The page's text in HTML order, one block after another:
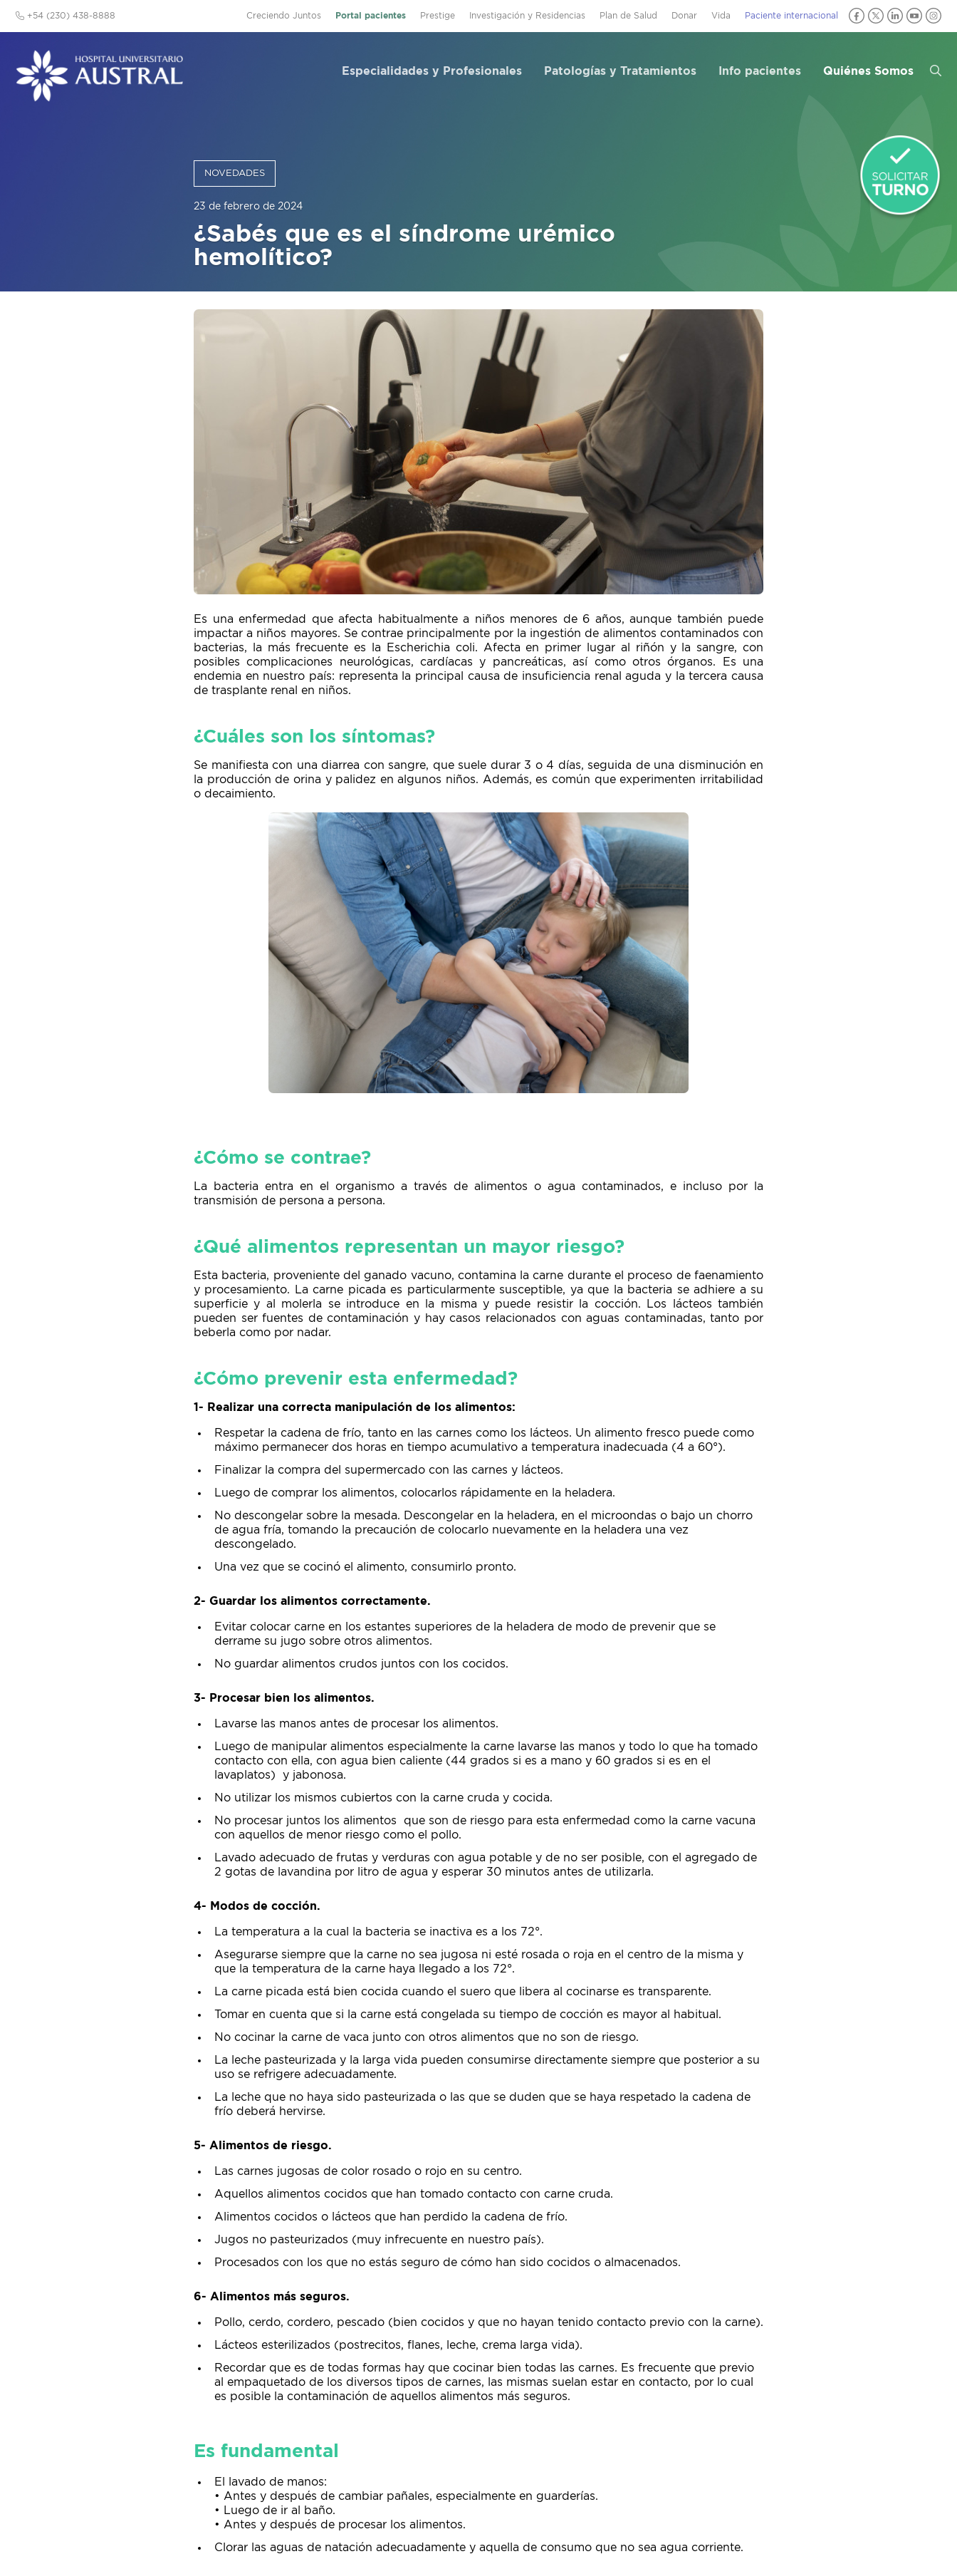
Creciendo Juntos Portal pacientes Prestige Investigación y Residencias Plan de Salud Donar Vida Paciente internacional
+54 (230) 438-8888
Especialidades y Profesionales Patologías y Tratamientos Info pacientes Quiénes Somos
NOVEDADES
23 de febrero de 2024
¿Sabés que es el síndrome urémico
hemolítico?
Es una enfermedad que afecta habitualmente a niños menores de 6 años, aunque también puede
impactar a niños mayores. Se contrae principalmente por la ingestión de alimentos contaminados con
bacterias, la más frecuente es la Escherichia coli. Afecta en primer lugar al riñón y la sangre, con
posibles complicaciones neurológicas, cardíacas y pancreáticas, así como otros órganos. Es una
endemia en nuestro país: representa la principal causa de insuficiencia renal aguda y la tercera causa
de trasplante renal en niños.
¿Cuáles son los síntomas?
Se manifiesta con una diarrea con sangre, que suele durar 3 o 4 días, seguida de una disminución en
la producción de orina y palidez en algunos niños. Además, es común que experimenten irritabilidad
o decaimiento.
¿Cómo se contrae?
La bacteria entra en el organismo a través de alimentos o agua contaminados, e incluso por la
transmisión de persona a persona.
¿Qué alimentos representan un mayor riesgo?
Esta bacteria, proveniente del ganado vacuno, contamina la carne durante el proceso de faenamiento
y procesamiento. La carne picada es particularmente susceptible, ya que la bacteria se adhiere a su
superficie y al molerla se introduce en la misma y puede resistir la cocción. Los lácteos también
pueden ser fuentes de contaminación y hay casos relacionados con aguas contaminadas, tanto por
beberla como por nadar.
¿Cómo prevenir esta enfermedad?
1- Realizar una correcta manipulación de los alimentos:
Respetar la cadena de frío, tanto en las carnes como los lácteos. Un alimento fresco puede como
máximo permanecer dos horas en tiempo acumulativo a temperatura inadecuada (4 a 60°).
Finalizar la compra del supermercado con las carnes y lácteos.
Luego de comprar los alimentos, colocarlos rápidamente en la heladera.
No descongelar sobre la mesada. Descongelar en la heladera, en el microondas o bajo un chorro
de agua fría, tomando la precaución de colocarlo nuevamente en la heladera una vez
descongelado.
Una vez que se cocinó el alimento, consumirlo pronto.
2- Guardar los alimentos correctamente.
Evitar colocar carne en los estantes superiores de la heladera de modo de prevenir que se
derrame su jugo sobre otros alimentos.
No guardar alimentos crudos juntos con los cocidos.
3- Procesar bien los alimentos.
Lavarse las manos antes de procesar los alimentos.
Luego de manipular alimentos especialmente la carne lavarse las manos y todo lo que ha tomado
contacto con ella, con agua bien caliente (44 grados si es a mano y 60 grados si es en el
lavaplatos) y jabonosa.
No utilizar los mismos cubiertos con la carne cruda y cocida.
No procesar juntos los alimentos que son de riesgo para esta enfermedad como la carne vacuna
con aquellos de menor riesgo como el pollo.
Lavado adecuado de frutas y verduras con agua potable y de no ser posible, con el agregado de
2 gotas de lavandina por litro de agua y esperar 30 minutos antes de utilizarla.
4- Modos de cocción.
La temperatura a la cual la bacteria se inactiva es a los 72°.
Asegurarse siempre que la carne no sea jugosa ni esté rosada o roja en el centro de la misma y
que la temperatura de la carne haya llegado a los 72°.
La carne picada está bien cocida cuando el suero que libera al cocinarse es transparente.
Tomar en cuenta que si la carne está congelada su tiempo de cocción es mayor al habitual.
No cocinar la carne de vaca junto con otros alimentos que no son de riesgo.
La leche pasteurizada y la larga vida pueden consumirse directamente siempre que posterior a su
uso se refrigere adecuadamente.
La leche que no haya sido pasteurizada o las que se duden que se haya respetado la cadena de
frío deberá hervirse.
5- Alimentos de riesgo.
Las carnes jugosas de color rosado o rojo en su centro.
Aquellos alimentos cocidos que han tomado contacto con carne cruda.
Alimentos cocidos o lácteos que han perdido la cadena de frío.
Jugos no pasteurizados (muy infrecuente en nuestro país).
Procesados con los que no estás seguro de cómo han sido cocidos o almacenados.
6- Alimentos más seguros.
Pollo, cerdo, cordero, pescado (bien cocidos y que no hayan tenido contacto previo con la carne).
Lácteos esterilizados (postrecitos, flanes, leche, crema larga vida).
Recordar que es de todas formas hay que cocinar bien todas las carnes. Es frecuente que previo
al empaquetado de los diversos tipos de carnes, las mismas suelan estar en contacto, por lo cual
es posible la contaminación de aquellos alimentos más seguros.
Es fundamental
El lavado de manos:
• Antes y después de cambiar pañales, especialmente en guarderías.
• Luego de ir al baño.
• Antes y después de procesar los alimentos.
Clorar las aguas de natación adecuadamente y aquella de consumo que no sea agua corriente.